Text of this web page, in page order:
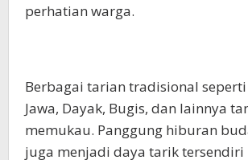
perhatian warga.
Berbagai tarian tradisional
Jawa, Dayak, Bugis, dan lainnya
memukau. Panggung hiburan
juga menjadi daya tarik tersendiri